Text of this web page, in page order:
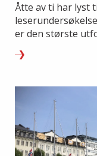
Åtte av ti har lyst
er den største